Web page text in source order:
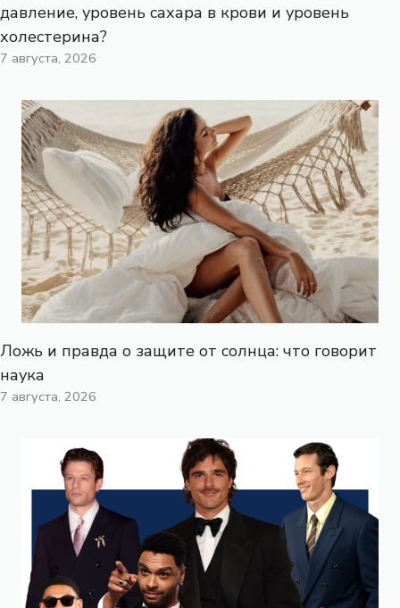
давление, уровень сахара в крови и уровень
холестерина?
7 августа, 2026
Ложь и правда о защите от солнца: что говорит
наука
7 августа, 2026